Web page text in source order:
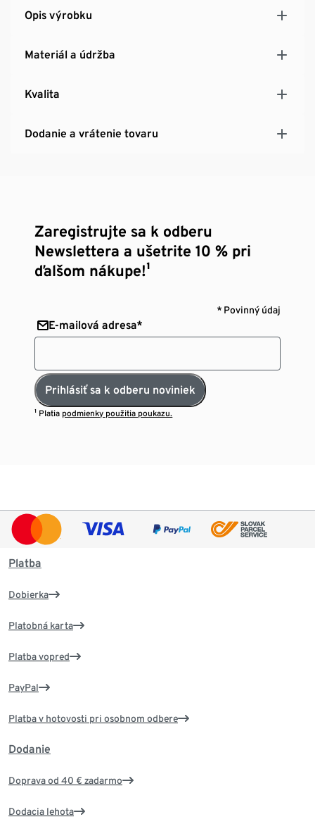
Opis výrobku
Materiál a údržba
Kvalita
Dodanie a vrátenie tovaru
Zaregistrujte sa k odberu
Newslettera a ušetrite 10 % pri
ďalšom nákupe!¹
* Povinný údaj
E-mailová adresa*
Prihlásiť sa k odberu noviniek
¹ Platia podmienky použitia poukazu.
Platba
Dobierka
Platobná karta
Platba vopred
PayPal
Platba v hotovosti pri osobnom odbere
Dodanie
Doprava od 40 € zadarmo
Dodacia lehota